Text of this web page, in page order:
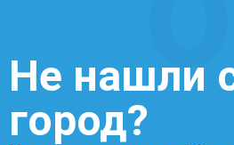
Не нашли
город?